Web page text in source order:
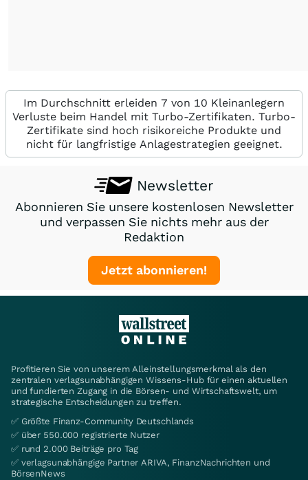
Im Durchschnitt erleiden 7 von 10 Kleinanlegern
Verluste beim Handel mit Turbo-Zertifikaten. Turbo-
Zertifikate sind hoch risikoreiche Produkte und
nicht für langfristige Anlagestrategien geeignet.
Newsletter
Abonnieren Sie unsere kostenlosen Newsletter
und verpassen Sie nichts mehr aus der
Redaktion
Jetzt abonnieren!
Profitieren Sie von unserem Alleinstellungsmerkmal als den
zentralen verlagsunabhängigen Wissens-Hub für einen aktuellen
und fundierten Zugang in die Börsen- und Wirtschaftswelt, um
strategische Entscheidungen zu treffen.
✅ Größte Finanz-Community Deutschlands
✅ über 550.000 registrierte Nutzer
✅ rund 2.000 Beiträge pro Tag
✅ verlagsunabhängige Partner ARIVA, FinanzNachrichten und
BörsenNews